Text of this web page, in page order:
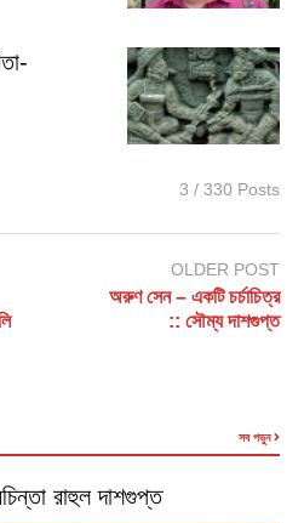
3 / 330 Posts
OLDER POST
অরুণ সেন – একটি চর্চাচিত্র
:: সৌম্য দাশগুপ্ত
সব পড়ুন
রাহুল দাশগুপ্ত